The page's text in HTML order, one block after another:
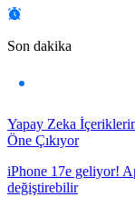
Son dakika
Yapay Zeka
Öne Çıkıyor
iPhone 17e geliyor!
değiştirebilir